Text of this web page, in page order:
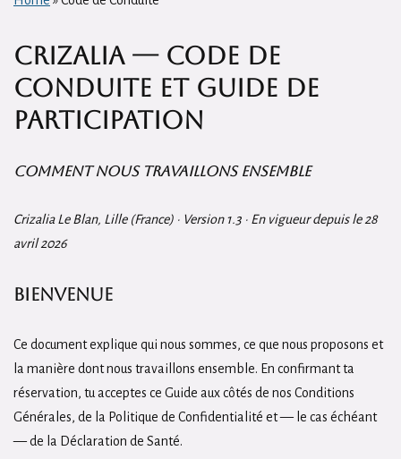
Crizalia — Code de
Conduite et Guide de
Participation
Comment nous travaillons ensemble
Crizalia Le Blan, Lille (France) · Version 1.3 · En vigueur depuis le 28
avril 2026
Bienvenue
Ce document explique qui nous sommes, ce que nous proposons et
la manière dont nous travaillons ensemble. En confirmant ta
réservation, tu acceptes ce Guide aux côtés de nos Conditions
Générales, de la Politique de Confidentialité et — le cas échéant
— de la Déclaration de Santé.